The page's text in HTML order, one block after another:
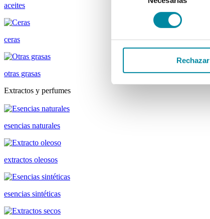
consentimiento
Rechazar
aceites
ceras
otras grasas
Extractos y perfumes
esencias naturales
extractos oleosos
esencias sintéticas